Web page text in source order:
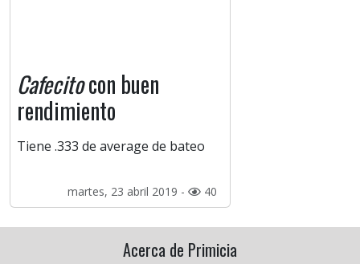
Cafecitocon buen
rendimiento
Tiene .333 de average de bateo
martes, 23 abril 2019 - 40
Acerca de Primicia